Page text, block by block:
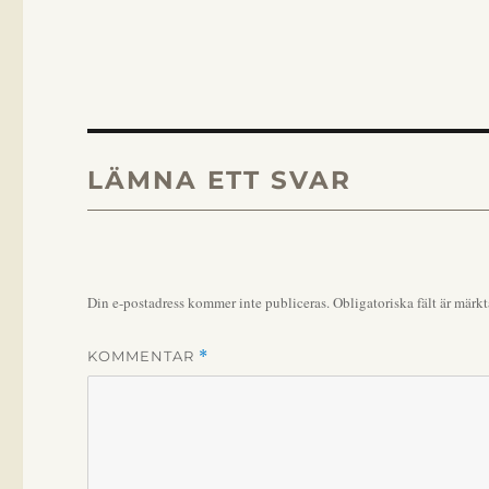
LÄMNA ETT SVAR
Din e-postadress kommer inte publiceras.Obligatoriska fält är
KOMMENTAR *